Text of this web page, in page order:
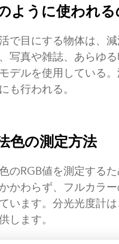
ように使われる
で目にする物体は、
写真や雑誌、あらゆ
デルを使用している
も行われる。
色の測定方法
のRGB値を測定する
かわらず、フルカラ
います。分光光度計
します。